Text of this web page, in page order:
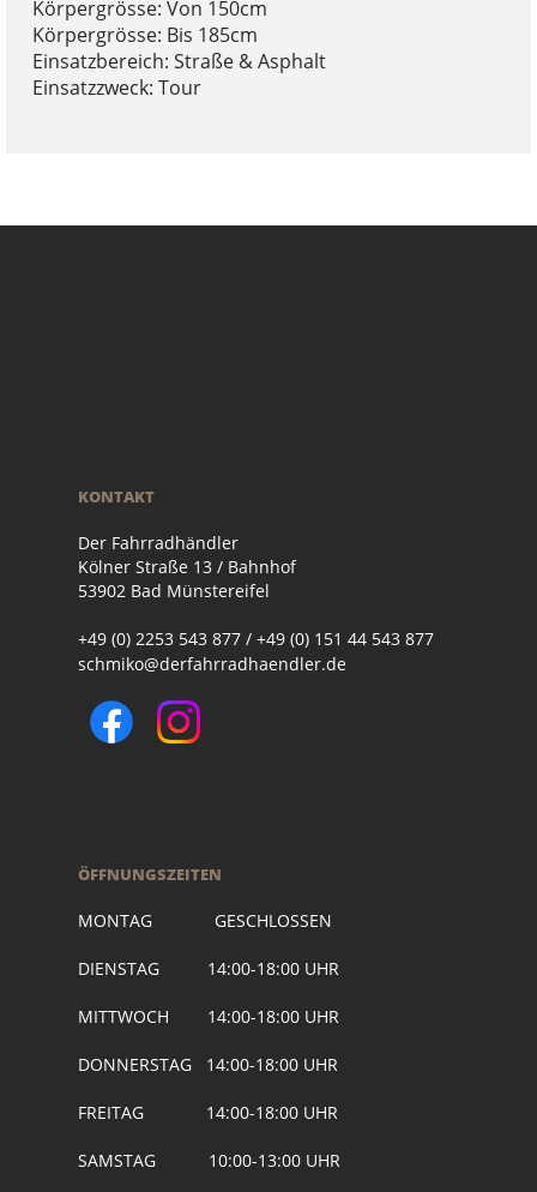
Körpergrösse: Von 150cm
Körpergrösse: Bis 185cm
Einsatzbereich: Straße & Asphalt
Einsatzzweck: Tour
KONTAKT
Der Fahrradhändler
Kölner Straße 13 / Bahnhof
53902 Bad Münstereifel
+49 (0) 2253 543 877 / +49 (0) 151 44 543 877
schmiko@derfahrradhaendler.de
ÖFFNUNGSZEITEN
MONTAG GESCHLOSSEN
DIENSTAG 14:00-18:00 UHR
MITTWOCH 14:00-18:00 UHR
DONNERSTAG 14:00-18:00 UHR
FREITAG 14:00-18:00 UHR
SAMSTAG 10:00-13:00 UHR